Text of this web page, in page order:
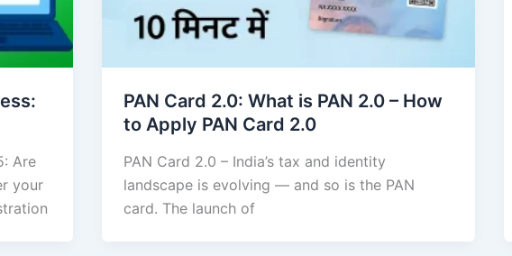
Are
your
PAN Card 2.0: What is PAN 2.0 – How
to Apply PAN Card 2.0
PAN Card 2.0 – India’s tax and identity
landscape is evolving — and so is the PAN
card. The launch of